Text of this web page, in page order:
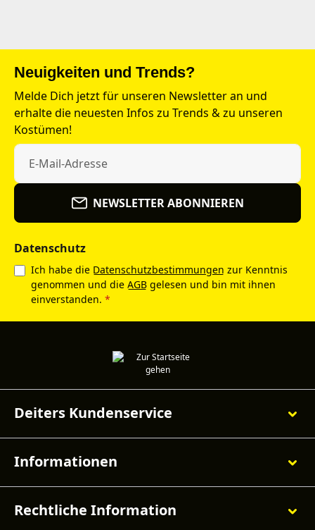
Neuigkeiten und Trends?
Melde Dich jetzt für unseren Newsletter an und
erhalte die neuesten Infos zu Trends & zu unseren
Kostümen!
NEWSLETTER ABONNIEREN
Datenschutz
Ich habe die Datenschutzbestimmungen zur Kenntnis
genommen und die AGB gelesen und bin mit ihnen
einverstanden. *
Deiters Kundenservice
Informationen
Rechtliche Information